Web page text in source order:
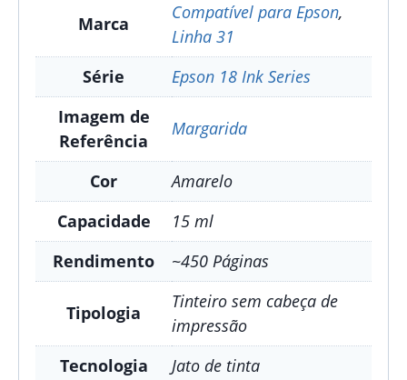
Marca
Compatível para Epson,
Linha 31
Série
Epson 18 Ink Series
Imagem de
Referência
Margarida
Cor
Amarelo
Capacidade
15 ml
Rendimento
~450 Páginas
Tipologia
Tinteiro sem cabeça de
impressão
Tecnologia
Jato de tinta